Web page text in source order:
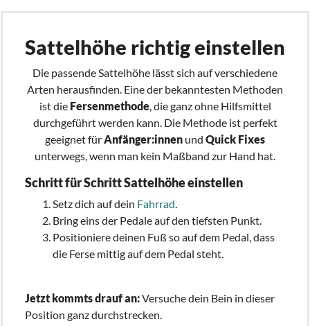
Sattelhöhe richtig einstellen
Die passende Sattelhöhe lässt sich auf verschiedene
Arten herausfinden. Eine der bekanntesten Methoden
ist die Fersenmethode, die ganz ohne Hilfsmittel
durchgeführt werden kann. Die Methode ist perfekt
geeignet für Anfänger:innen und Quick Fixes
unterwegs, wenn man kein Maßband zur Hand hat.
Schritt für Schritt Sattelhöhe einstellen
Setz dich auf dein Fahrrad
Bring eins der Pedale auf den tiefsten Punkt.
Positioniere deinen Fuß so auf dem Pedal, dass
die Ferse mittig auf dem Pedal steht.
Jetzt kommts drauf an:Versuche dein Bein in dieser
Position ganz durchstrecken.